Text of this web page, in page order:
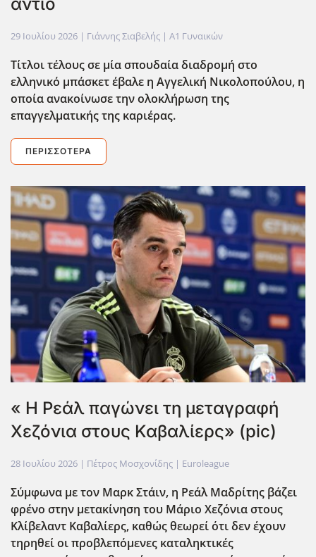
29 Ιουλίου 2026 | Γιάννης Σιαβελής | Α1 Γυναικών
Τίτλοι τέλους σε μία σπουδαία διαδρομή στο
ελληνικό μπάσκετ έβαλε η Αγγελική Νικολοπούλου, η
οποία ανακοίνωσε την ολοκλήρωση της
επαγγελματικής της καριέρας.
ΠΕΡΙΣΣΌΤΕΡΑ
« Η Ρεάλ παγώνει τη μεταγραφή
Χεζόνια στους Καβαλίερς» (pic)
28 Ιουλίου 2026 | Πέτρος Μοσχονίδης | Euroleague
Σύμφωνα με τον Μαρκ Στάιν, η Ρεάλ Μαδρίτης βάζει
φρένο στην μετακίνηση του Μάριο Χεζόνια στους
Κλίβελαντ Καβαλίερς, καθώς θεωρεί ότι δεν έχουν
τηρηθεί οι προβλεπόμενες καταληκτικές